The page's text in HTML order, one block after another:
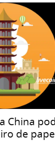
China
de